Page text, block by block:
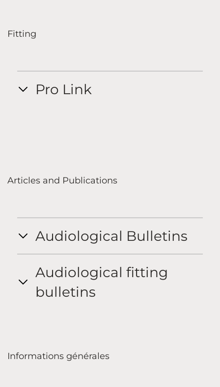
Fitting
Pro Link
Articles and Publications
Audiological Bulletins
Audiological fitting
bulletins
Informations générales